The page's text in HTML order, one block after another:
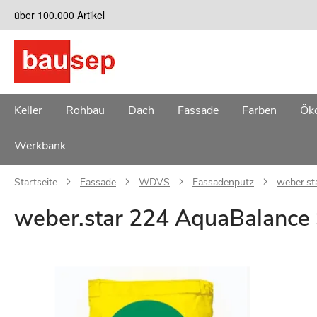
Zum
Inhalt
springen
über 100.000 Artikel
Keller Rohbau Dach Fassade Farben
Werkbank
Startseite Fassade WDVS Fassadenputz
weber.star 224